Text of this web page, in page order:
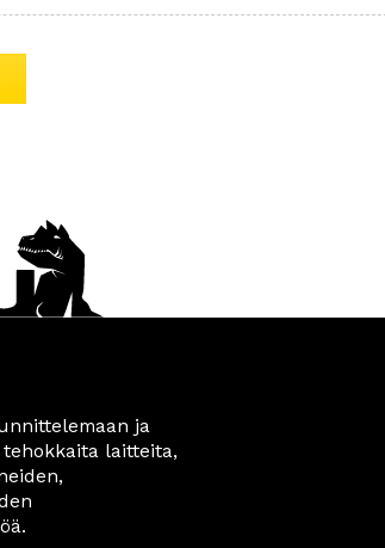
laitteet aktiivisesti
ja
laitteita,